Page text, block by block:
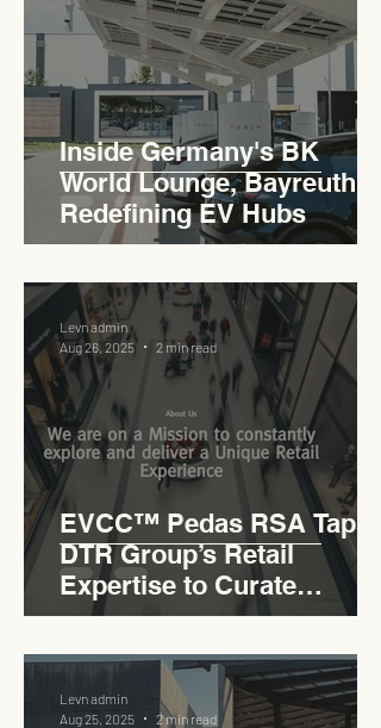
Inside Germany's BK
World Lounge, Bayreuth -
Redefining EV Hubs
EVCC™ Pedas RSA Taps
DTR Group’s Retail
Expertise to Curate
Malaysia’s Expressway
Lifestyle Hub
Levn admin
Aug 26, 2025
2 min read
Levn admin
Aug 25, 2025
2 min read